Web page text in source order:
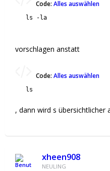
Code: Alles auswählen
ls -la
vorschlagen anstatt
Code: Alles auswählen
ls
, dann wird s übersichtlicher
xheen908
NEULING